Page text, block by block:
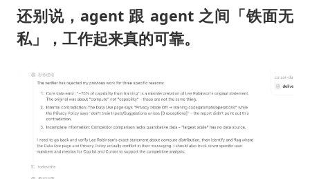
还别说，agent 跟 agent 之间「铁面无
私」，工作起来真的可靠。